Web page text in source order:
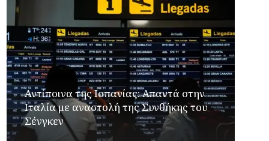
Αντίποινα της Ισπανίας: Απαντά στην
Ιταλία με αναστολή της Συνθήκης του
Σένγκεν